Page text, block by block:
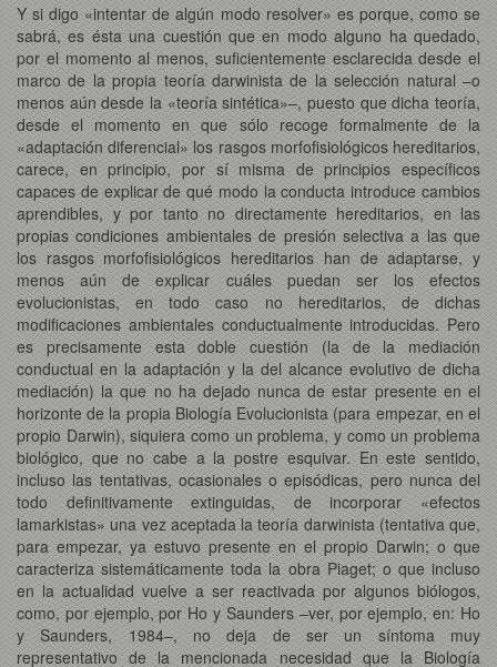
Y si digo «intentar de algún modo resolver» es porque, como se
sabrá, es ésta una cuestión que en modo alguno ha quedado,
por el momento al menos, suficientemente esclarecida desde el
marco de la propia teoría darwinista de la selección natural –o
menos aún desde la «teoría sintética»–, puesto que dicha teoría,
desde el momento en que sólo recoge formalmente de la
«adaptación diferencial» los rasgos morfofisiológicos hereditarios,
carece, en principio, por sí misma de principios específicos
capaces de explicar de qué modo la conducta introduce cambios
aprendibles, y por tanto no directamente hereditarios, en las
propias condiciones ambientales de presión selectiva a las que
los rasgos morfofisiológicos hereditarios han de adaptarse, y
menos aún de explicar cuáles puedan ser los efectos
evolucionistas, en todo caso no hereditarios, de dichas
modificaciones ambientales conductualmente introducidas. Pero
es precisamente esta doble cuestión (la de la mediación
conductual en la adaptación y la del alcance evolutivo de dicha
mediación) la que no ha dejado nunca de estar presente en el
horizonte de la propia Biología Evolucionista (para empezar, en el
propio Darwin), siquiera como un problema, y como un problema
biológico, que no cabe a la postre esquivar. En este sentido,
incluso las tentativas, ocasionales o episódicas, pero nunca del
todo definitivamente extinguidas, de incorporar «efectos
lamarkistas» una vez aceptada la teoría darwinista (tentativa que,
para empezar, ya estuvo presente en el propio Darwin; o que
caracteriza sistemáticamente toda la obra Piaget; o que incluso
en la actualidad vuelve a ser reactivada por algunos biólogos,
como, por ejemplo, por Ho y Saunders –ver, por ejemplo, en: Ho
y Saunders, 1984–, no deja de ser un síntoma muy
representativo de la mencionada necesidad que la Biología